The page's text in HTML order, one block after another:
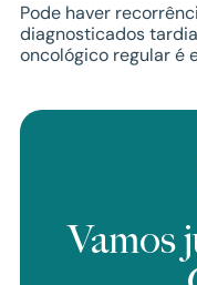
Pode haver
diagnosticados
oncológico regular é
Vamos